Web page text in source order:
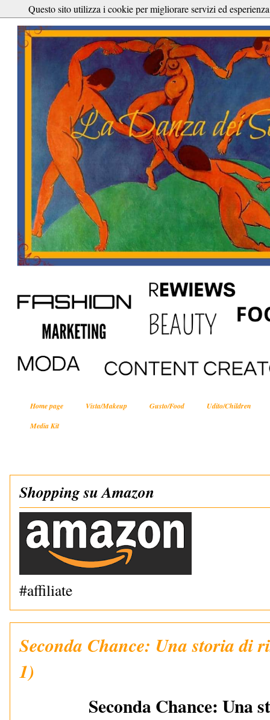
Home page Vista/Makeup Gusto/Food
Udito/Children
Media Kit
Shopping su Amazon
#affiliate
Seconda Chance: Una storia di
1)
Seconda Chance: Una
Questo sito utilizza i cookie per migliorare servizi ed